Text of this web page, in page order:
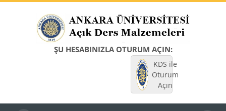
ŞU HESABINIZLA OTURUM AÇIN:
KDS ile
Oturum
Açın